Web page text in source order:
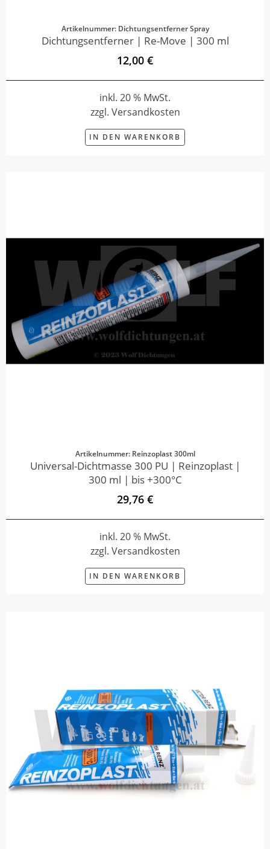
Artikelnummer: Dichtungsentferner Spray
Dichtungsentferner | Re-Move | 300 ml
12,00 €
inkl. 20 % MwSt.
zzgl. Versandkosten
IN DEN WARENKORB
Artikelnummer: Reinzoplast 300ml
Universal-Dichtmasse 300 PU | Reinzoplast |
300 ml | bis +300°C
29,76 €
inkl. 20 % MwSt.
zzgl. Versandkosten
IN DEN WARENKORB